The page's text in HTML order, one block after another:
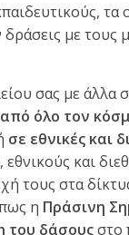
τα
με τους
σας με άλλα
από όλο τον
σε εθνικές και
και
τους στα
η Πράσινη
του δάσουςστο